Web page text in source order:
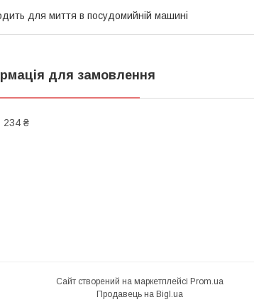
для миття в посудомийній машині
для замовлення
234 ₴
Сайт створений на маркетплейсі Prom.ua
Продавець на Bigl.ua